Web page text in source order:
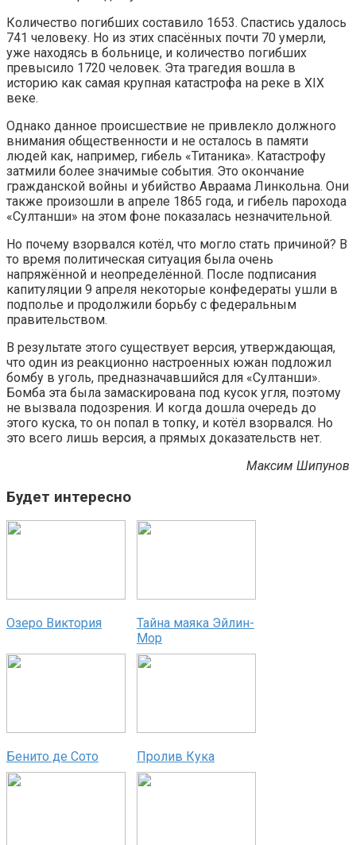
Количество погибших составило 1653. Спастись удалось
741 человеку. Но из этих спасённых почти 70 умерли,
уже находясь в больнице, и количество погибших
превысило 1720 человек. Эта трагедия вошла в
историю как самая крупная катастрофа на реке в XIX
веке.
Однако данное происшествие не привлекло должного
внимания общественности и не осталось в памяти
людей как, например, гибель «Титаника». Катастрофу
затмили более значимые события. Это окончание
гражданской войны и убийство Авраама Линкольна. Они
также произошли в апреле 1865 года, и гибель парохода
«Султанши» на этом фоне показалась незначительной.
Но почему взорвался котёл, что могло стать причиной? В
то время политическая ситуация была очень
напряжённой и неопределённой. После подписания
капитуляции 9 апреля некоторые конфедераты ушли в
подполье и продолжили борьбу с федеральным
правительством.
В результате этого существует версия, утверждающая,
что один из реакционно настроенных южан подложил
бомбу в уголь, предназначавшийся для «Султанши».
Бомба эта была замаскирована под кусок угля, поэтому
не вызвала подозрения. И когда дошла очередь до
этого куска, то он попал в топку, и котёл взорвался. Но
это всего лишь версия, а прямых доказательств нет.
Максим Шипунов
Будет интересно
Озеро Виктория
Тайна маяка Эйлин-
Мор
Бенито де Сото Пролив Кука